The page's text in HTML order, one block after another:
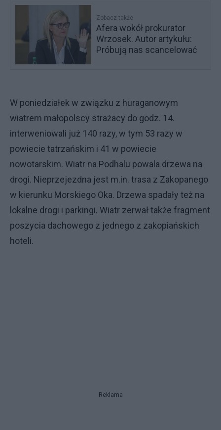
Zobacz także
Afera wokół prokurator
Wrzosek. Autor artykułu:
Próbują nas scancelować
W poniedziałek w związku z huraganowym
wiatrem małopolscy strażacy do godz. 14.
interweniowali już 140 razy, w tym 53 razy w
powiecie tatrzańskim i 41 w powiecie
nowotarskim. Wiatr na Podhalu powala drzewa na
drogi. Nieprzejezdna jest m.in. trasa z Zakopanego
w kierunku Morskiego Oka. Drzewa spadały też na
lokalne drogi i parkingi. Wiatr zerwał także fragment
poszycia dachowego z jednego z zakopiańskich
hoteli.
Reklama